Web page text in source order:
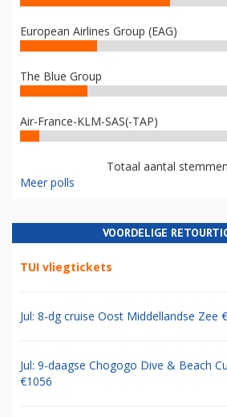
European Airlines Group (EAG)
The Blue Group
Air-France-KLM-SAS(-TAP)
Totaal aantal
Meer polls
VOORDELIGE
TUI vliegtickets
Jul: 8-dg cruise Oost Middellandse Zee
Jul: 9-daagse Chogogo Dive & Beach
€1056